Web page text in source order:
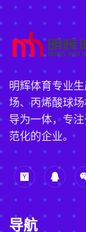
明辉体育专业
场、丙烯酸球
导为一体，专
范化的企业。
导航